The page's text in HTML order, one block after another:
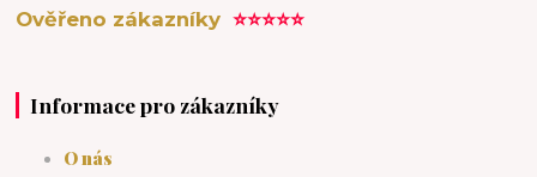
Ověřeno zákazníky⭐⭐⭐⭐⭐
Informace pro zákazníky
O nás